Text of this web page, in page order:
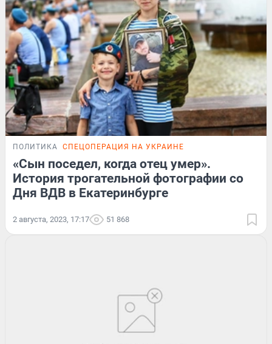
ПОЛИТИКА СПЕЦОПЕРАЦИЯ НА УКРАИНЕ
«Сын поседел, когда отец умер».
История трогательной фотографии со
Дня ВДВ в Екатеринбурге
2 августа, 2023, 17:17 51 868